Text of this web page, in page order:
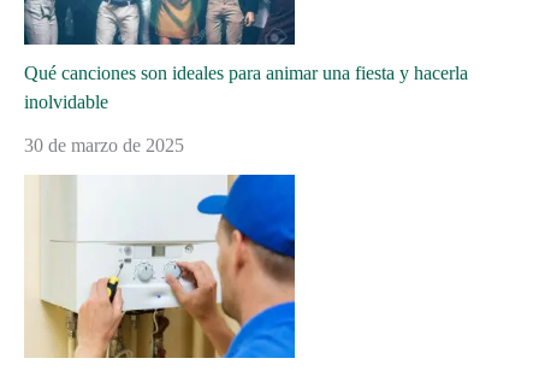
Qué canciones son ideales para animar una fiesta y hacerla
inolvidable
30 de marzo de 2025